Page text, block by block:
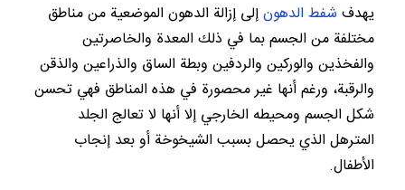
يهدف شفط الدهونإلى إزالة الدهون الموضعية من مناطق
مختلفة من الجسم بما في ذلك المعدة والخاصرتين
والفخذين والوركين والردفين وبطة الساق والذراعين والذقن
والرقبة، ورغم أنها غير محصورة في هذه المناطق فهي تحسن
شكل الجسم ومحيطه الخارجي إلا أنها لا تعالج الجلد
المترهل الذي يحصل بسبب الشيخوخة أو بعد إنجاب
الأطفال.